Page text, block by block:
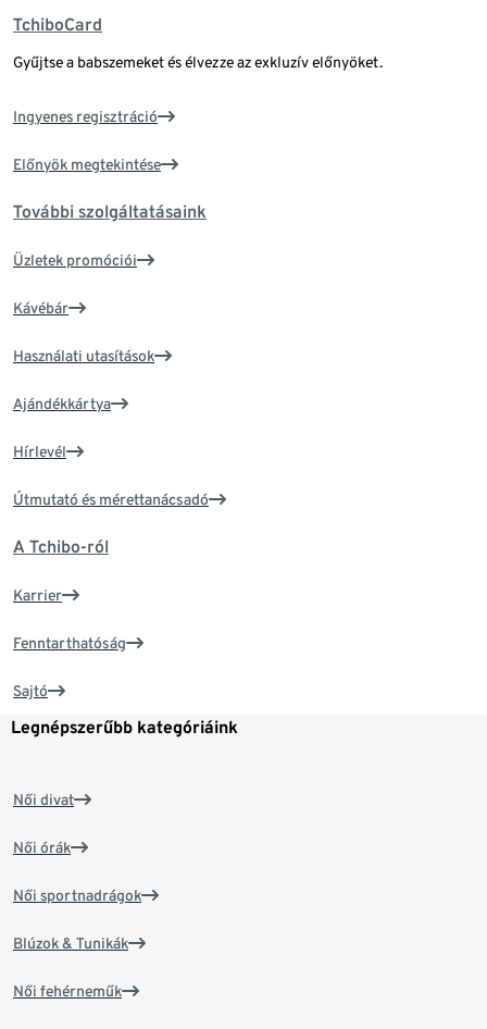
TchiboCard
Gyűjtse a babszemeket és élvezze az exkluzív előnyöket.
Ingyenes regisztráció
Előnyök megtekintése
További szolgáltatásaink
Üzletek promóciói
Kávébár
Használati utasítások
Ajándékkártya
Hírlevél
Útmutató és mérettanácsadó
A Tchibo-ról
Karrier
Fenntarthatóság
Sajtó
Legnépszerűbb kategóriáink
Női divat
Női órák
Női sportnadrágok
Blúzok & Tunikák
Női fehérneműk